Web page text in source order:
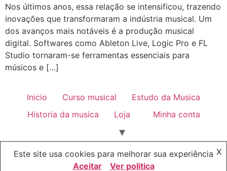
Nos últimos anos, essa relação se intensificou, trazendo
inovações que transformaram a indústria musical. Um
dos avanços mais notáveis é a produção musical
digital. Softwares como Ableton Live, Logic Pro e FL
Studio tornaram-se ferramentas essenciais para
músicos e […]
Inicio Curso musical
Estudo da Musica
Historia da musica
Loja Minha conta
Politica de privacidade
Todos os direitos reservados
Este site usa cookies para melhorar sua experiência X
Aceitar
Ver politica